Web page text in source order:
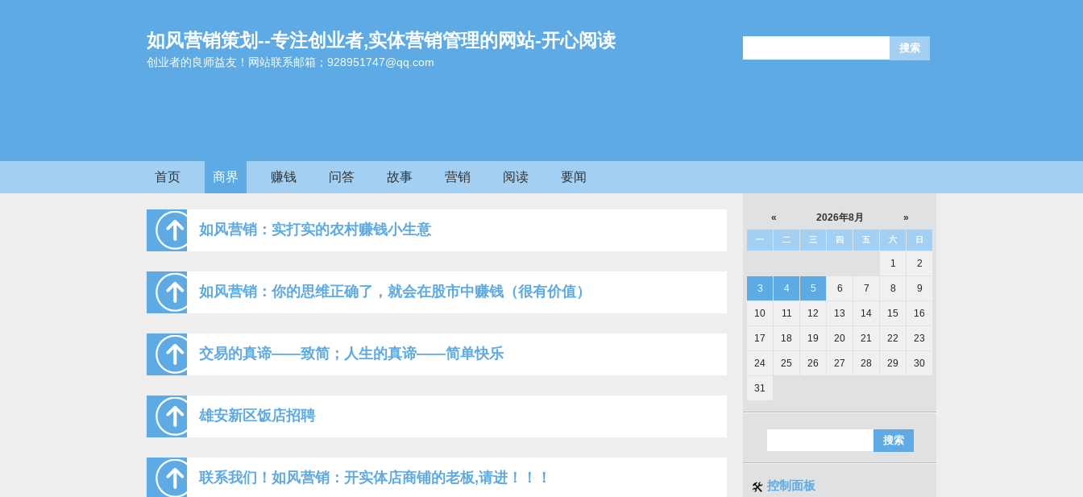
如风营销策划--专注创业者,实体营销管理的网站-开心阅读
创业者的良师益友！网站联系邮箱；928951747@qq.com
首页 商界 赚钱 问答 故事 营销 阅读 要闻
如风营销：实打实的农村赚钱小生意
如风营销：你的思维正确了，就会在股市中赚钱（很有价值）
交易的真谛——致简；人生的真谛——简单快乐
雄安新区饭店招聘
联系我们！如风营销：开实体店商铺的老板,请进！！！
« 2026年8月 »
一 二 三 四 五 六 日
1 2
3 4 5 6 7 8 9
10 11 12 13 14 15 16
17 18 19 20 21 22 23
24 25 26 27 28 29 30
31
控制面板